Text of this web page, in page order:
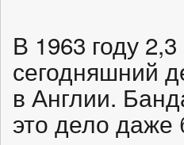
В 1963 году
сегодняшний
в Англии.
это дело даже